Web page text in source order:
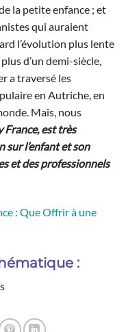
la petite enfance ; et
qui auraient
l’évolution plus lente
d’un demi-siècle,
a traversé les
en Autriche, en
Mais, nous
France, est très
l’enfant et son
et des professionnels
: Que Offrir à une
: